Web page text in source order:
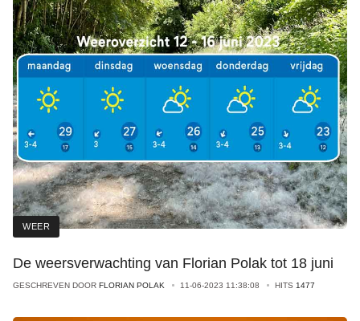
WEER
De weersverwachting van Florian Polak tot 18 juni
GESCHREVEN DOOR FLORIAN POLAK 11-06-2023 11:38:08 HITS 1477